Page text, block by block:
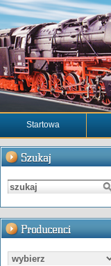
Startowa